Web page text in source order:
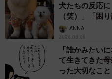
犬たちの反応
（笑）」「困
ANNA
2026.08.06
「誰かみたい
て生きてきた
った大切なこと